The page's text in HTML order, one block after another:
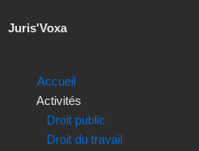
Juris'Voxa
Accueil
Activités
Droit public
Droit du travail